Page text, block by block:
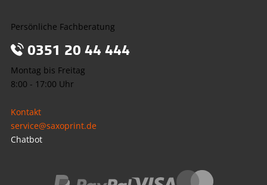
Persönliche Fachberatung
0351 20 44 444
Montag bis Freitag
8:00 - 17:00 Uhr
Kontakt
service@saxoprint.de
Chatbot